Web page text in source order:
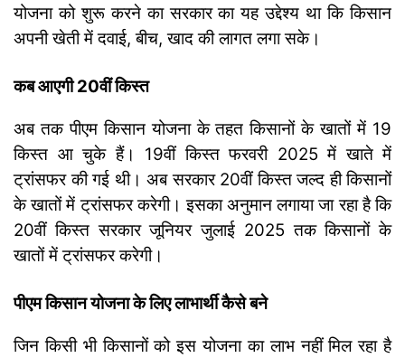
योजना को शुरू करने का सरकार का यह उद्देश्य था कि किसान
अपनी खेती में दवाई, बीच, खाद की लागत लगा सके।
कब आएगी 20वीं किस्त
अब तक पीएम किसान योजना के तहत किसानों के खातों में 19
किस्त आ चुके हैं। 19वीं किस्त फरवरी 2025 में खाते में
ट्रांसफर की गई थी। अब सरकार 20वीं किस्त जल्द ही किसानों
के खातों में ट्रांसफर करेगी। इसका अनुमान लगाया जा रहा है कि
20वीं किस्त सरकार जूनियर जुलाई 2025 तक किसानों के
खातों में ट्रांसफर करेगी।
पीएम किसान योजना के लिए लाभार्थी कैसे बने
जिन किसी भी किसानों को इस योजना का लाभ नहीं मिल रहा है